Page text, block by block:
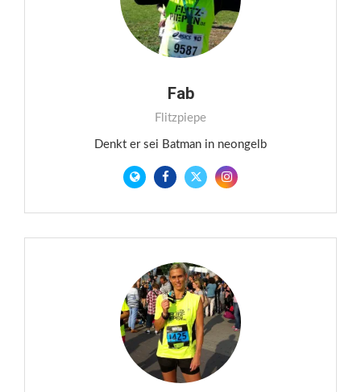
Fab
Flitzpiepe
Denkt er sei Batman in neongelb